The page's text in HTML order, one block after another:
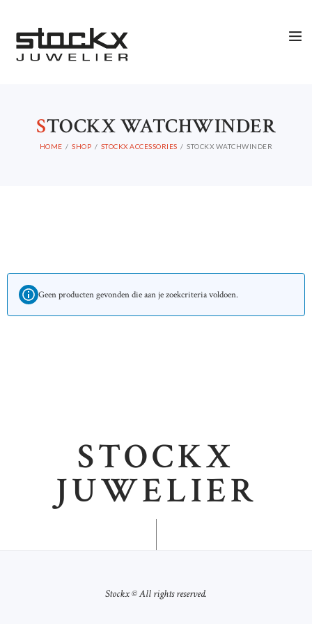
STOCKX WATCHWINDER
HOME SHOP STOCKX ACCESSORIES STOCKX WATCHWINDER
Geen producten gevonden die aan je zoekcriteria voldoen.
STOCKX
JUWELIER
Stockx © All rights reserved.